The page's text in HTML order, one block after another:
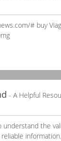
# buy
- A Helpful
understand the